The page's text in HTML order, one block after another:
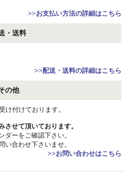
>>お支払い方法の詳細はこちら
・送料
>>配送・送料の詳細はこちら
の他
け付けております。
させて頂いております。
ダーをご確認下さい。
い合わせ下さいませ。
>>お問い合わせはこちら